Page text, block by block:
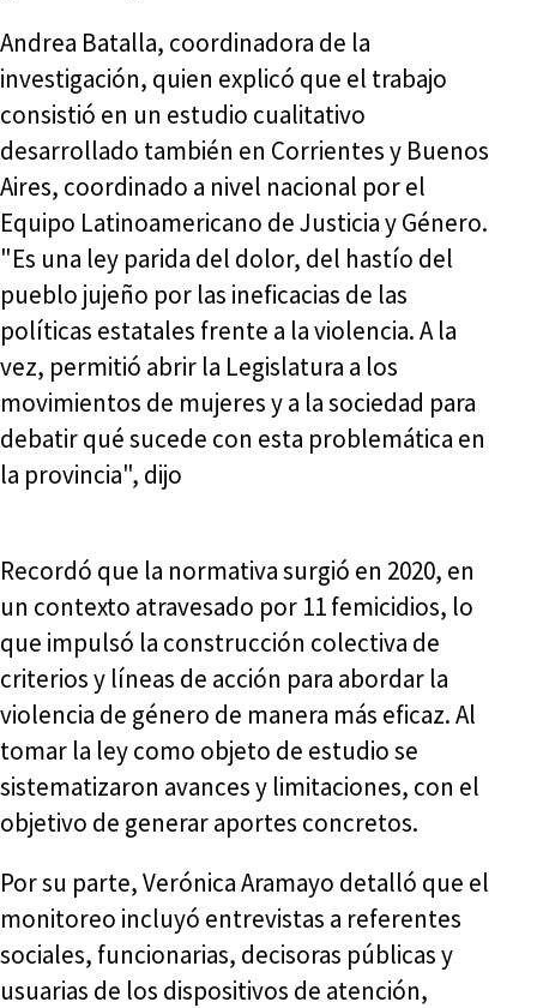
Andrea Batalla, coordinadora de la
investigación, quien explicó que el trabajo
consistió en un estudio cualitativo
desarrollado también en Corrientes y Buenos
Aires, coordinado a nivel nacional por el
Equipo Latinoamericano de Justicia y Género.
"Es una ley parida del dolor, del hastío del
pueblo jujeño por las ineficacias de las
políticas estatales frente a la violencia. A la
vez, permitió abrir la Legislatura a los
movimientos de mujeres y a la sociedad para
debatir qué sucede con esta problemática en
la provincia", dijo
Recordó que la normativa surgió en 2020, en
un contexto atravesado por 11 femicidios, lo
que impulsó la construcción colectiva de
criterios y líneas de acción para abordar la
violencia de género de manera más eficaz. Al
tomar la ley como objeto de estudio se
sistematizaron avances y limitaciones, con el
objetivo de generar aportes concretos.
Por su parte, Verónica Aramayo detalló que el
monitoreo incluyó entrevistas a referentes
sociales, funcionarias, decisoras públicas y
usuarias de los dispositivos de atención,